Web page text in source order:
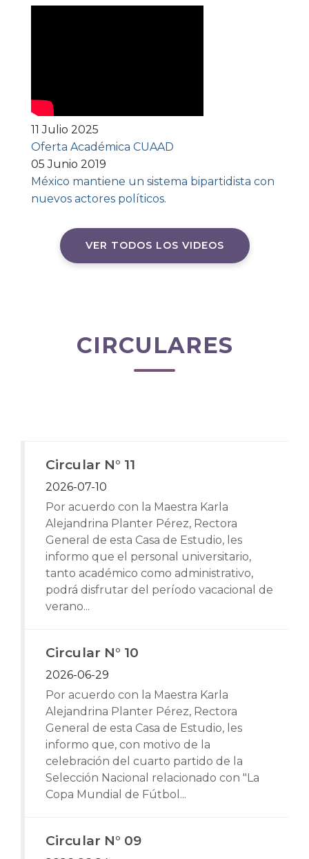
11 Julio 2025
Oferta Académica CUAAD
05 Junio 2019
México mantiene un sistema bipartidista con
nuevos actores políticos.
VER TODOS LOS VIDEOS
CIRCULARES
Circular N° 11
2026-07-10
Por acuerdo con la Maestra Karla
Alejandrina Planter Pérez, Rectora
General de esta Casa de Estudio, les
informo que el personal universitario,
tanto académico como administrativo,
podrá disfrutar del período vacacional de
verano...
Circular N° 10
2026-06-29
Por acuerdo con la Maestra Karla
Alejandrina Planter Pérez, Rectora
General de esta Casa de Estudio, les
informo que, con motivo de la
celebración del cuarto partido de la
Selección Nacional relacionado con "La
Copa Mundial de Fútbol...
Circular N° 09